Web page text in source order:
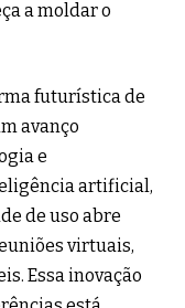
a moldar o
futurística de
avanço
e
artificial,
de uso abre
virtuais,
Essa inovação